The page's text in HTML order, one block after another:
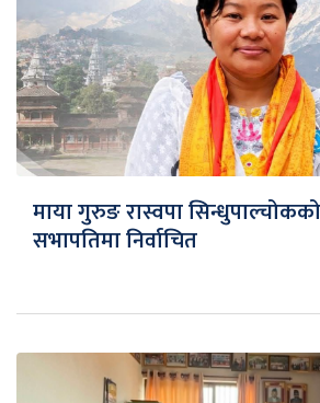
माया गुरुङ रास्वपा
सभापतिमा निर्वाचित